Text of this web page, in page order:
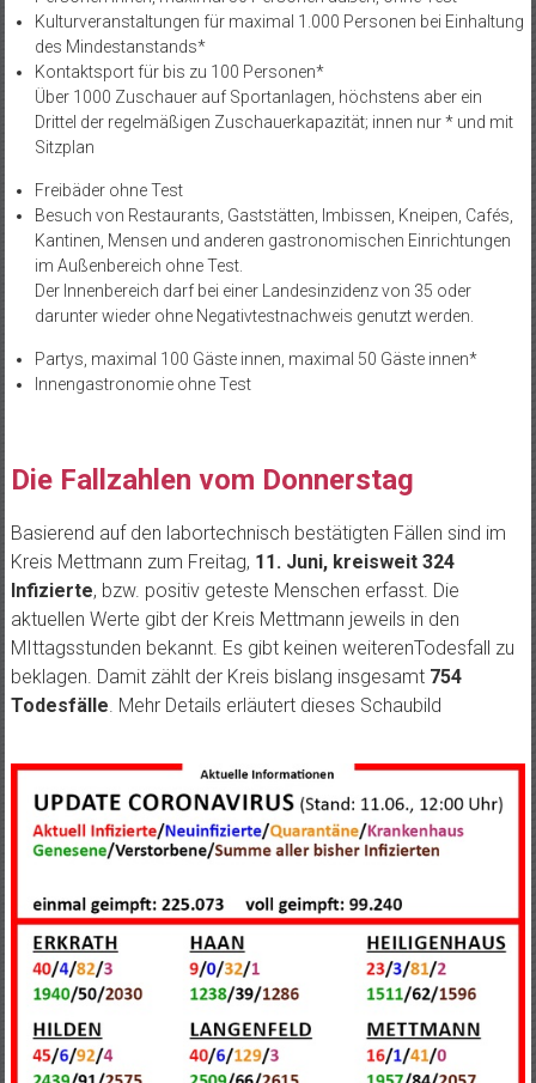
Kulturveranstaltungen für maximal 1.000 Personen bei Einhaltung
des Mindestanstands*
Kontaktsport für bis zu 100 Personen*
Über 1000 Zuschauer auf Sportanlagen, höchstens aber ein
Drittel der regelmäßigen Zuschauerkapazität; innen nur * und mit
Sitzplan
Freibäder ohne Test
Besuch von Restaurants, Gaststätten, Imbissen, Kneipen, Cafés,
Kantinen, Mensen und anderen gastronomischen Einrichtungen
im Außenbereich ohne Test.
Der Innenbereich darf bei einer Landesinzidenz von 35 oder
darunter wieder ohne Negativtestnachweis genutzt werden.
Partys, maximal 100 Gäste innen, maximal 50 Gäste innen*
Innengastronomie ohne Test
Die Fallzahlen vom Donnerstag
Basierend auf den labortechnisch bestätigten Fällen sind im
Kreis Mettmann zum Freitag, 11. Juni, kreisweit 324
Infizierte, bzw. positiv geteste Menschen erfasst. Die
aktuellen Werte gibt der Kreis Mettmann jeweils in den
MIttagsstunden bekannt. Es gibt keinen weiterenTodesfall zu
beklagen. Damit zählt der Kreis bislang insgesamt 754
Todesfälle . Mehr Details erläutert dieses Schaubild